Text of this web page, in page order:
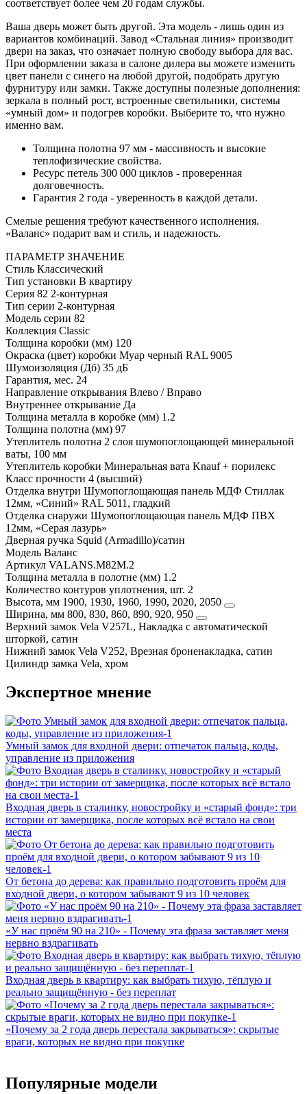
соответствует более чем 20 годам службы.
Ваша дверь может быть другой. Эта модель - лишь один из
вариантов комбинаций. Завод «Стальная линия» производит
двери на заказ, что означает полную свободу выбора для вас.
При оформлении заказа в салоне дилера вы можете изменить
цвет панели с синего на любой другой, подобрать другую
фурнитуру или замки. Также доступны полезные дополнения:
зеркала в полный рост, встроенные светильники, системы
«умный дом» и подогрев коробки. Выберите то, что нужно
именно вам.
Толщина полотна 97 мм - массивность и высокие
теплофизические свойства.
Ресурс петель 300 000 циклов - проверенная
долговечность.
Гарантия 2 года - уверенность в каждой детали.
Смелые решения требуют качественного исполнения.
«Валанс» подарит вам и стиль, и надежность.
ПАРАМЕТР ЗНАЧЕНИЕ
Стиль Классический
Тип установки В квартиру
Серия 82 2-контурная
Тип серии 2-контурная
Модель серии 82
Коллекция Classic
Толщина коробки (мм) 120
Окраска (цвет) коробки Муар черный RAL 9005
Шумоизоляция (Дб) 35 дБ
Гарантия, мес. 24
Направление открывания Влево / Вправо
Внутреннее открывание Да
Толщина металла в коробке (мм) 1.2
Толщина полотна (мм) 97
Утеплитель полотна 2 слоя шумопоглощающей минеральной
ваты, 100 мм
Утеплитель коробки Минеральная вата Knauf + порилекс
Класс прочности 4 (высший)
Отделка внутри Шумопоглощающая панель МДФ Стиллак
12мм, «Синий» RAL 5011, гладкий
Отделка снаружи Шумопоглощающая панель МДФ ПВХ
12мм, «Серая лазурь»
Дверная ручка Squid (Armadillo)/сатин
Модель Валанс
Артикул VALANS.M82M.2
Толщина металла в полотне (мм) 1.2
Количество контуров уплотнения, шт. 2
Высота, мм 1900, 1930, 1960, 1990, 2020, 2050
Ширина, мм 800, 830, 860, 890, 920, 950
Верхний замок Vela V257L, Накладка с автоматической
шторкой, сатин
Нижний замок Vela V252, Врезная броненакладка, сатин
Цилиндр замка Vela, хром
Экспертное мнение
Умный замок для входной двери: отпечаток пальца, коды,
управление из приложения
Входная дверь в сталинку, новостройку и «старый фонд»: три
истории от замерщика, после которых всё встало на свои
места
От бетона до дерева: как правильно подготовить проём для
входной двери, о котором забывают 9 из 10 человек
«У нас проём 90 на 210» - Почему эта фраза заставляет меня
нервно вздрагивать
Входная дверь в квартиру: как выбрать тихую, тёплую и
реально защищённую - без переплат
«Почему за 2 года дверь перестала закрываться»: скрытые
враги, которых не видно при покупке
Популярные модели